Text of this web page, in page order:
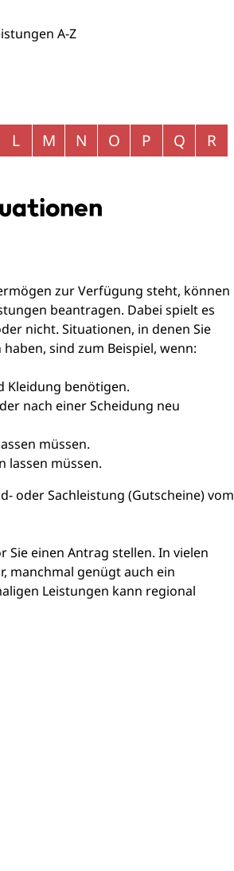
A-Z
L M N O P Q
R
zur Verfügung steht, können
beantragen. Dabei spielt es
nicht. Situationen, in denen Sie
sind zum Beispiel, wenn:
Kleidung benötigen.
nach einer Scheidung neu
müssen.
lassen müssen.
oder Sachleistung (Gutscheine) vom
Sie einen Antrag stellen. In vielen
manchmal genügt auch ein
Leistungen kann regional